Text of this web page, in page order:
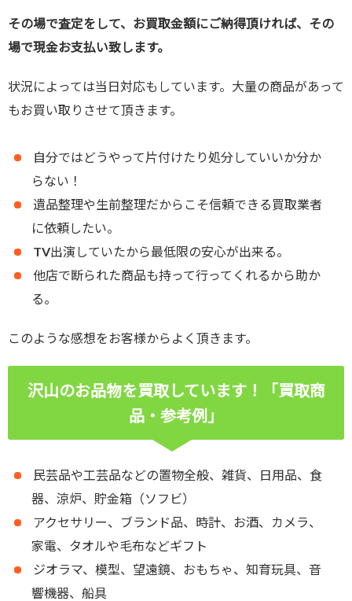
その場で査定をして、お買取金額にご納得頂ければ、その
場で現金お支払い致します。
状況によっては当日対応もしています。大量の商品があって
もお買い取りさせて頂きます。
自分ではどうやって片付けたり処分していいか分か
らない！
遺品整理や生前整理だからこそ信頼できる買取業者
に依頼したい。
TV出演していたから最低限の安心が出来る。
他店で断られた商品も持って行ってくれるから助か
る。
このような感想をお客様からよく頂きます。
沢山のお品物を買取しています！「買取商
品・参考例」
民芸品や工芸品などの置物全般、雑貨、日用品、食
器、涼炉、貯金箱（ソフビ）
アクセサリー、ブランド品、時計、お酒、カメラ、
家電、タオルや毛布などギフト
ジオラマ、模型、望遠鏡、おもちゃ、知育玩具、音
響機器、船具